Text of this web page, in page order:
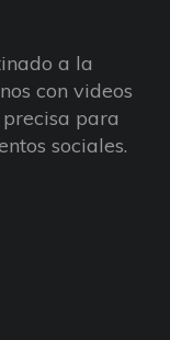
a la
con videos
para
sociales.